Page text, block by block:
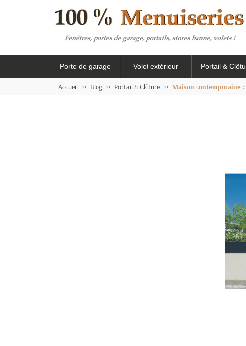
Porte de garage Volet extérieur Portail &
Accueil Blog Portail & Clôture Maison contemporaine